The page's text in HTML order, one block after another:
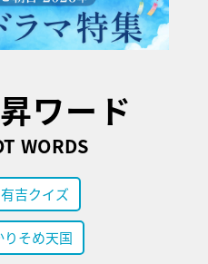
ワード
WORDS
有吉クイズ
りそめ天国